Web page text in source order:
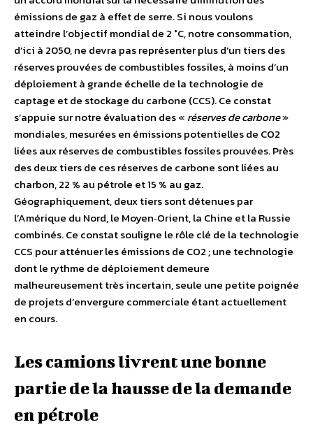
émissions de gaz à effet de serre. Si nous voulons
atteindre l’objectif mondial de 2 °C, notre consommation,
d’ici à 2050, ne devra pas représenter plus d’un tiers des
réserves prouvées de combustibles fossiles, à moins d’un
déploiement à grande échelle de la technologie de
captage et de stockage du carbone (CCS). Ce constat
s’appuie sur notre évaluation des « réserves de carbone»
mondiales, mesurées en émissions potentielles de CO2
liées aux réserves de combustibles fossiles prouvées. Près
des deux tiers de ces réserves de carbone sont liées au
charbon, 22 % au pétrole et 15 % au gaz.
Géographiquement, deux tiers sont détenues par
l’Amérique du Nord, le Moyen‐Orient, la Chine et la Russie
combinés. Ce constat souligne le rôle clé de la technologie
CCS pour atténuer les émissions de CO2 ; une technologie
dont le rythme de déploiement demeure
malheureusement très incertain, seule une petite poignée
de projets d’envergure commerciale étant actuellement
en cours.
Les camions livrent une bonne
partie de la hausse de la demande
en pétrole